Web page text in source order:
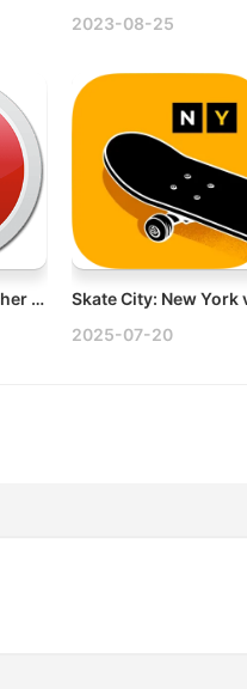
2023-08-25
Turbo Boost Switcher v2.12.0 Mac电池续航监控工具
2025-07-20